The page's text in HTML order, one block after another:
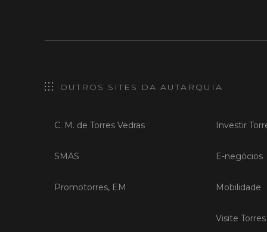
OUTROS SITES DA AUTARQUIA
C. M. de Torres Vedras
SMAS
Promotorres, EM
Investir
E-negócios
Mobilidade
Visite